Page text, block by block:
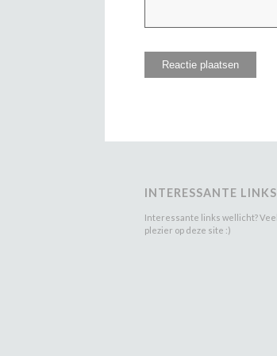
INTERESSANTE LINKS
Interessante links wellicht? Veel
plezier op deze site :)